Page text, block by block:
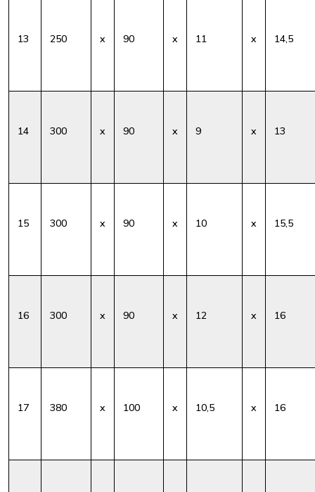
13 250 x 90 x 11 x 14,5
14 300 x 90 x 9 x 13
15 300 x 90 x 10 x 15,5
16 300 x 90 x 12 x 16
17 380 x 100 x 10,5 x 16